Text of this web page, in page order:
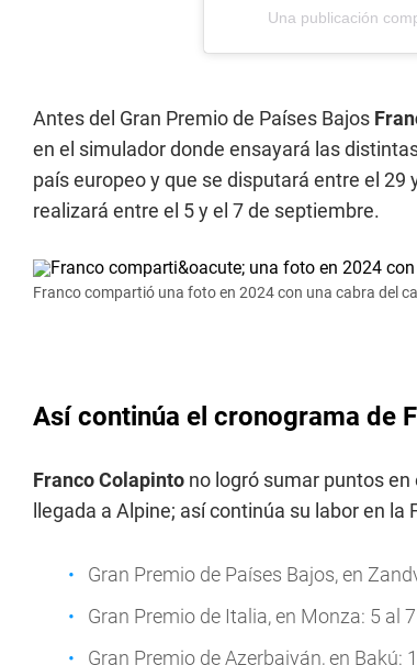
Una publicación
Antes del Gran Premio de Países Bajos
en el simulador donde ensayará las
país europeo y que se disputará entre el
realizará entre el 5 y el 7 de septiembre.
Franco compartió una foto en 2024 con una cabra del
Así continúa el cronograma de
Franco Colapinto no logró sumar puntos en
llegada a Alpine; así continúa su labor en la
Gran Premio de Países Bajos, en
Gran Premio de Italia, en Monza: 5 al
Gran Premio de Azerbaiyán, en Bakú: